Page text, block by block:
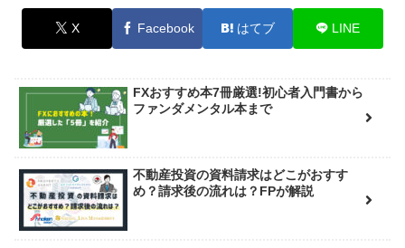
X Facebook はてブ LINE
FXおすすめ本7冊厳選!初心者入門書から
ファンダメンタル本まで
不動産投資の資料請求はどこがおすす
め？請求後の流れは？FPが解説